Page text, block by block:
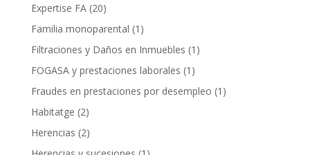
Expertise FA(20)
Familia monoparental (1)
Filtraciones y Daños en Inmuebles (1)
FOGASA y prestaciones laborales (1)
Fraudes en prestaciones por desempleo (1)
Habitatge (2)
Herencias (2)